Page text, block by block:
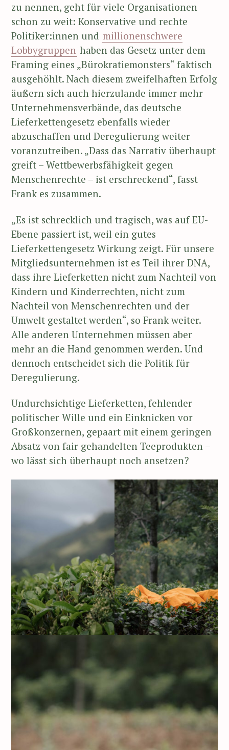
zu nennen, geht für viele Organisationen
schon zu weit: Konservative und rechte
Politiker:innen und millionenschwere
Lobbygruppen haben das Gesetz unter dem
Framing eines „Bürokratiemonsters“ faktisch
ausgehöhlt. Nach diesem zweifelhaften Erfolg
äußern sich auch hierzulande immer mehr
Unternehmensverbände, das deutsche
Lieferkettengesetz ebenfalls wieder
abzuschaffen und Deregulierung weiter
voranzutreiben. „Dass das Narrativ überhaupt
greift – Wettbewerbsfähigkeit gegen
Menschenrechte – ist erschreckend“, fasst
Frank es zusammen.
„Es ist schrecklich und tragisch, was auf EU-
Ebene passiert ist, weil ein gutes
Lieferkettengesetz Wirkung zeigt. Für unsere
Mitgliedsunternehmen ist es Teil ihrer DNA,
dass ihre Lieferketten nicht zum Nachteil von
Kindern und Kinderrechten, nicht zum
Nachteil von Menschenrechten und der
Umwelt gestaltet werden“, so Frank weiter.
Alle anderen Unternehmen müssen aber
mehr an die Hand genommen werden. Und
dennoch entscheidet sich die Politik für
Deregulierung.
Undurchsichtige Lieferketten, fehlender
politischer Wille und ein Einknicken vor
Großkonzernen, gepaart mit einem geringen
Absatz von fair gehandelten Teeprodukten –
wo lässt sich überhaupt noch ansetzen?